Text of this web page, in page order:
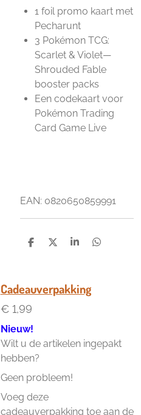
1 foil promo kaart met
Pecharunt
3 Pokémon TCG:
Scarlet & Violet—
Shrouded Fable
booster packs
Een codekaart voor
Pokémon Trading
Card Game Live
EAN: 0820650859991
D
D
S
e
D
Cadeauverpakking
€ 1,99
Nieuw!
Wilt u de artikelen ingepakt
hebben?
Geen probleem!
Voeg deze
cadeauverpakking toe aan de